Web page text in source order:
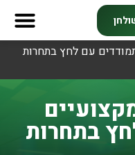
עם לחץ בתחרות
בתחרות